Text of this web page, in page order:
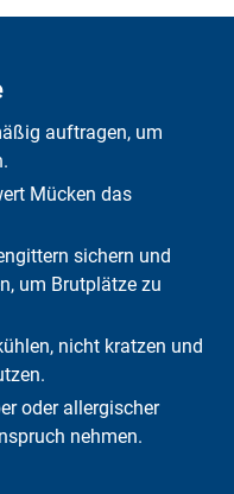
auftragen, um
Mücken das
sichern und
um Brutplätze zu
nicht kratzen und
oder allergischer
nehmen.